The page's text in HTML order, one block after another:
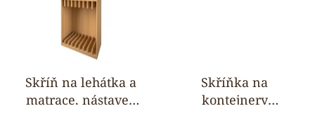
Skříň na lehátka a
matrace, nástavec
Skříňka na
kontejnery